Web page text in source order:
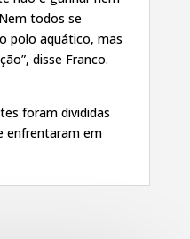
todos se
polo aquático, mas
disse Franco.
foram divididas
enfrentaram em